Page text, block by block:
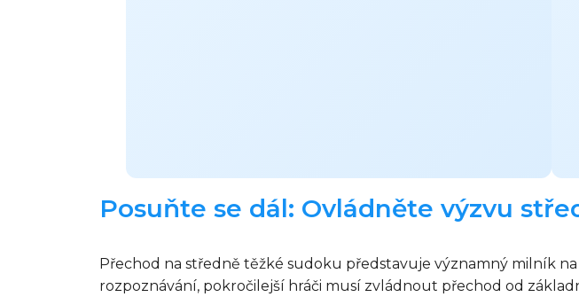
Posuňte se dál: Ovládněte výzvu
Přechod na středně těžké sudoku představuje významný milník
rozpoznávání, pokročilejší hráči musí zvládnout přechod od